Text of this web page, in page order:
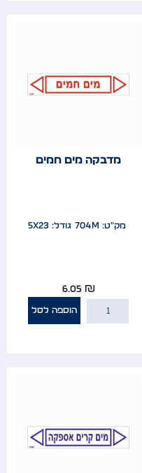
מדבקה מים חמים
מק"ט: 704m גודל: 5x23
6.05₪
הוספה לסל